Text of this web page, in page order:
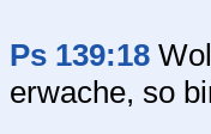
Ps 139:18
erwache, so